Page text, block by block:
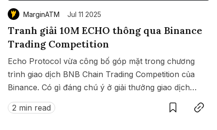
MarginATM Jul 11 2025
Tranh giải 10M ECHO thông qua Binance
Trading Competition
Echo Protocol vừa công bố góp mặt trong chương
trình giao dịch BNB Chain Trading Competition của
Binance. Có gì đáng chú ý ở giải thưởng giao dịch
này?
2 min read
SaveCopy link